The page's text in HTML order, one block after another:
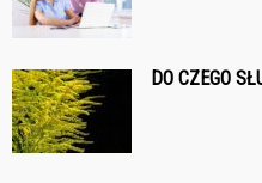
DO CZEGO